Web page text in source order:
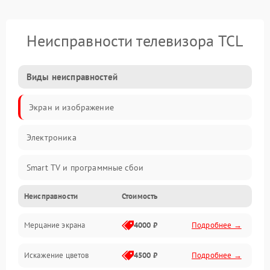
Неисправности телевизора TCL
Виды неисправностей
Экран и изображение
Электроника
Smart TV и программные сбои
Питание и запуск
Подсветка и LED-модули
Звук и аудиосистема
Неисправности Стоимость
Мерцание экрана 4000 ₽ Подробнее →
Искажение цветов 4500 ₽ Подробнее →